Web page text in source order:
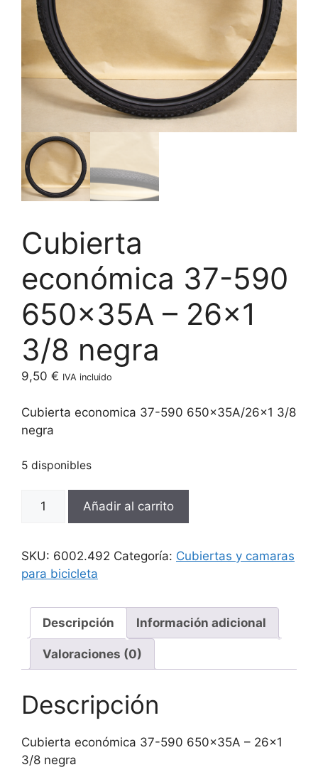
Cubierta
económica 37-590
650x35A – 26×1
3/8 negra
9,50 € IVA incluido
Cubierta economica 37-590 650x35A/26×1 3/8
negra
5 disponibles
Cubierta
590
650x35A
26x1
negra
cantidad
Añadir al carrito
SKU: 6002.492 Categoría: Cubiertas y camaras
para bicicleta
Descripción Información adicional
Valoraciones (0)
Descripción
Cubierta económica 37-590 650x35A – 26×1
3/8 negra